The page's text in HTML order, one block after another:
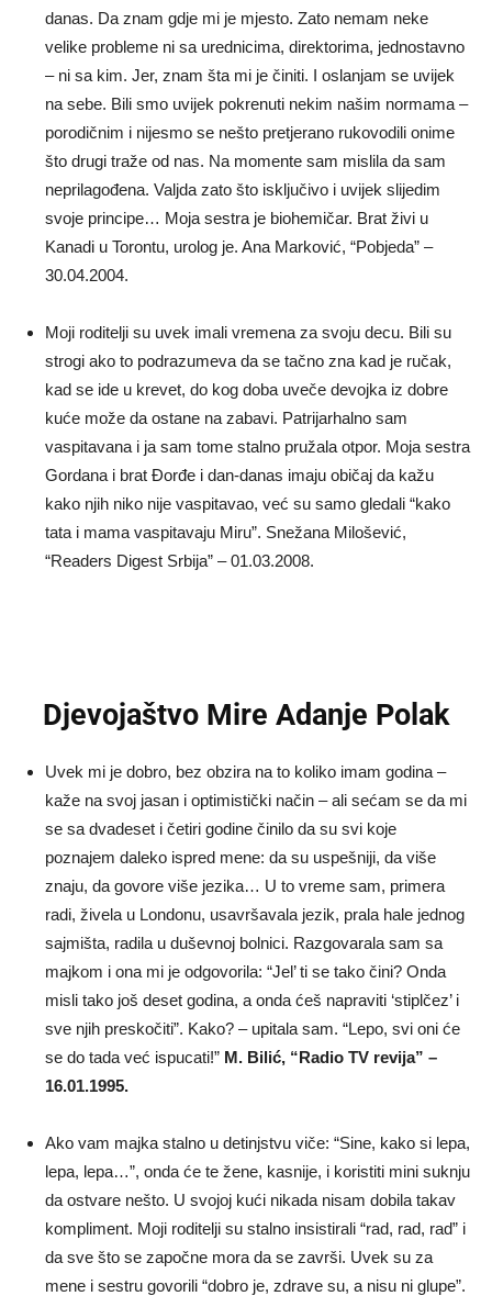
danas. Da znam gdje mi je mjesto. Zato nemam neke
velike probleme ni sa urednicima, direktorima, jednostavno
– ni sa kim. Jer, znam šta mi je činiti. I oslanjam se uvijek
na sebe. Bili smo uvijek pokrenuti nekim našim normama –
porodičnim i nijesmo se nešto pretjerano rukovodili onime
što drugi traže od nas. Na momente sam mislila da sam
neprilagođena. Valjda zato što isključivo i uvijek slijedim
svoje principe… Moja sestra je biohemičar. Brat živi u
Kanadi u Torontu, urolog je. Ana Marković, “Pobjeda” –
30.04.2004.
Moji roditelji su uvek imali vremena za svoju decu. Bili su
strogi ako to podrazumeva da se tačno zna kad je ručak,
kad se ide u krevet, do kog doba uveče devojka iz dobre
kuće može da ostane na zabavi. Patrijarhalno sam
vaspitavana i ja sam tome stalno pružala otpor. Moja sestra
Gordana i brat Đorđe i dan-danas imaju običaj da kažu
kako njih niko nije vaspitavao, već su samo gledali “kako
tata i mama vaspitavaju Miru”. Snežana Milošević,
“Readers Digest Srbija” – 01.03.2008.
Djevojaštvo Mire Adanje Polak
Uvek mi je dobro, bez obzira na to koliko imam godina –
kaže na svoj jasan i optimistički način – ali sećam se da mi
se sa dvadeset i četiri godine činilo da su svi koje
poznajem daleko ispred mene: da su uspešniji, da više
znaju, da govore više jezika… U to vreme sam, primera
radi, živela u Londonu, usavršavala jezik, prala hale jednog
sajmišta, radila u duševnoj bolnici. Razgovarala sam sa
majkom i ona mi je odgovorila: “Jel’ ti se tako čini? Onda
misli tako još deset godina, a onda ćeš napraviti ‘stiplčez’ i
sve njih preskočiti”. Kako? – upitala sam. “Lepo, svi oni će
se do tada već ispucati!” M. Bilić, “Radio TV revija” –
16.01.1995.
Ako vam majka stalno u detinjstvu viče: “Sine, kako si lepa,
lepa, lepa…”, onda će te žene, kasnije, i koristiti mini suknju
da ostvare nešto. U svojoj kući nikada nisam dobila takav
kompliment. Moji roditelji su stalno insistirali “rad, rad, rad” i
da sve što se započne mora da se završi. Uvek su za
mene i sestru govorili “dobro je, zdrave su, a nisu ni glupe”.